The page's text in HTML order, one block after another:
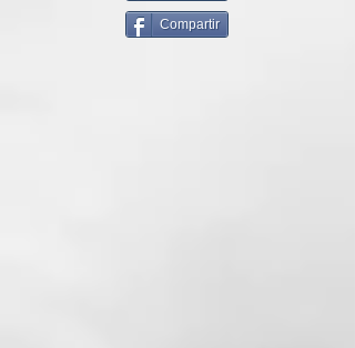
natural absorbe el agua de la
ducha y permite que tu ducha
Compartir